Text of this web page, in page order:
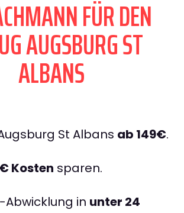
FÜR DEN
AUGSBURG ST
ALBANS
St Albans ab 149€.
Kosten sparen.
Abwicklung in unter 24